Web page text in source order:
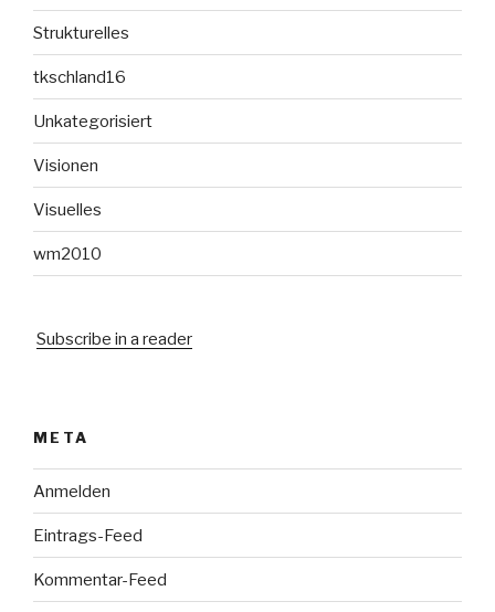
Strukturelles
tkschland16
Unkategorisiert
Visionen
Visuelles
wm2010
Subscribe in a reader
META
Anmelden
Eintrags-Feed
Kommentar-Feed